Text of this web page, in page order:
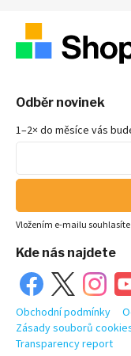
Odběr novinek
1–2× do měsíce vás
Vložením e-mailu souhlasíte
Kde nás najdete
Obchodní podmínky
Zásady souborů
Transparency report